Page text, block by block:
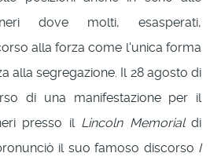
dove molti, esasperati,
alla forza come l'unica forma
alla segregazione. Il 28 agosto di
di una manifestazione per il
presso il Lincoln Memorialdi
il suo famoso discorso I